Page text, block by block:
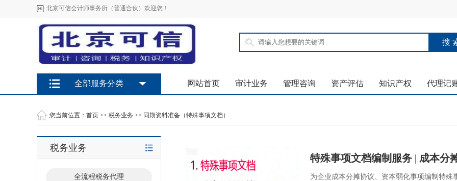
北京可信会计师事务所（普通合伙）欢迎您！
网站首页 审计业务 管理咨询 资产评估 知识产权 代理记
全部服务分类
您当前位置： 首页 >> 税务业务 >> 同期资料准备（特殊事项文档）
税务业务
全流程税务代理
特殊事项文档编制服务 | 成本分
为企业成本分摊协议、资本弱化事项编制特